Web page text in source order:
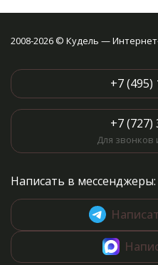
2008-2026 © Кудель —
+7 (495)
+7 (727)
Для звонков
Написать в мессенджеры: